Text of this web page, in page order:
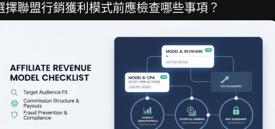
擇聯盟行銷獲利模式前應檢查哪些事項？